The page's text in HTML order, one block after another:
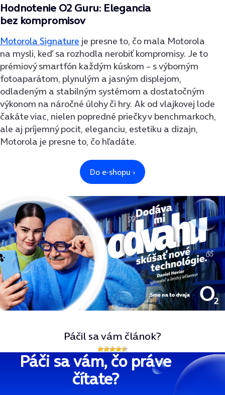
Hodnotenie O2 Guru: Elegancia
bez kompromisov
Motorola Signature je presne to, čo mala Motorola
na mysli, keď sa rozhodla nerobiť kompromisy. Je to
prémiový smartfón každým kúskom – s výborným
fotoaparátom, plynulým a jasným displejom,
odladeným a stabilným systémom a dostatočným
výkonom na náročné úlohy či hry. Ak od vlajkovej lode
čakáte viac, nielen popredné priečky v benchmarkoch,
ale aj príjemný pocit, eleganciu, estetiku a dizajn,
Motorola je presne to, čo hľadáte.
Páčil sa vám článok?
Páči sa vám, čo práve
čítate?